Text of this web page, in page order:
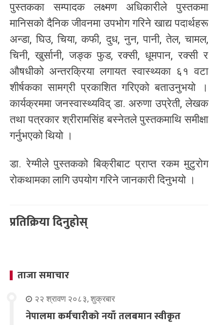
पुस्तकका सम्पादक लक्ष्मण अधिकारीले पुस्तकमा
मानिसको दैनिक जीवनमा उपभोग गरिने खाद्य पदार्थहरू
अन्डा, घिउ, चिया, कफी, दुध, नुन, पानी, तेल, चामल,
चिनी, खुर्सानी, जङ्क फुड, रक्सी, धूमपान, रक्सी र
औषधीको अन्तरक्रिया लगायत स्वास्थ्यका ६१ वटा
शीर्षकका सामग्री प्रकाशित गरिएको बताउनुभयो ।
कार्यक्रममा जनस्वास्थ्यविद् डा. अरुणा उप्रेती, लेखक
तथा पत्रकार श्रीरामसिंह बस्नेतले पुस्तकमाथि समीक्षा
गर्नुभएको थियो ।
डा. रेग्मीले पुस्तकको बिक्रीबाट प्राप्त रकम मुटुरोग
रोकथामका लागि उपयोग गरिने जानकारी दिनुभयो ।
प्रतिक्रिया दिनुहोस्
ताजा समाचार
२२ श्रावण २०८३, शुक्रबार
नेपालमा कर्मचारीको नयाँ तलबमान स्वीकृत